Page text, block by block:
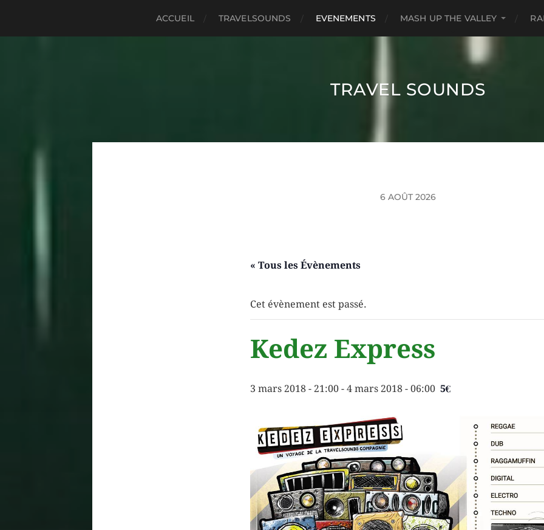
ACCUEIL TRAVELSOUNDS EVENEMENTS MASH UP THE VALLEY
TRAVEL SOUNDS
6 AOÛT 2026
« Tous les Évènements
Cet évènement est passé.
Kedez Express
3 mars 2018 - 21:00 - 4 mars 2018 - 06:00 5€